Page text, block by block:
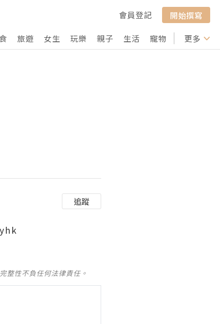
會員登記
開始撰寫
旅遊 女生 玩樂 親子 生活 寵物 行山 打卡
更多
追蹤
整性不負任何法律責任。